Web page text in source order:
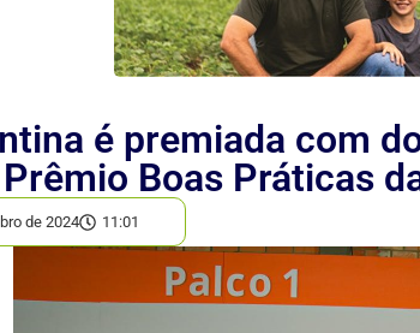
é premiada com
Prêmio Boas Práticas
de 2024 11:01